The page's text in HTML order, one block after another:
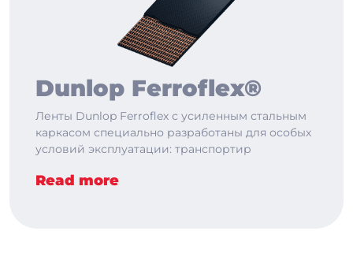
Dunlop Ferroflex®
Ленты Dunlop Ferroflex с усиленным стальным
каркасом специально разработаны для особых
условий эксплуатации: транспортир
Read more